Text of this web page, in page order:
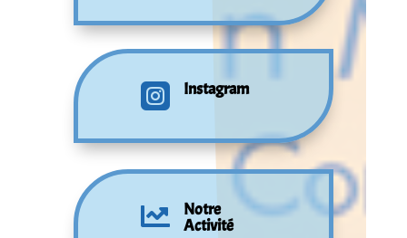
 Instagram
 Notre
Activité